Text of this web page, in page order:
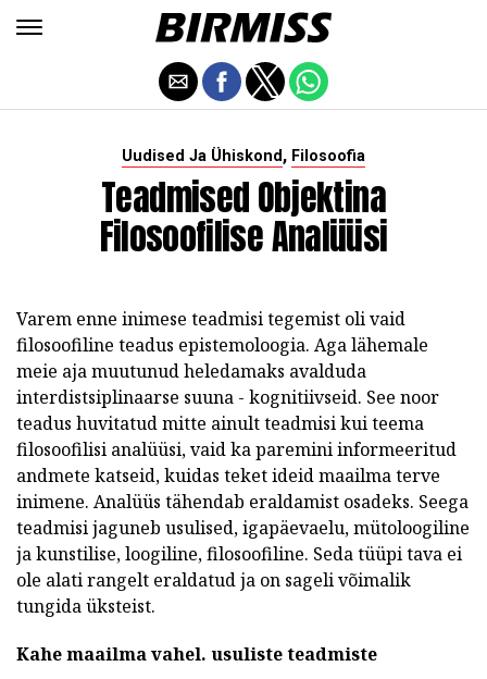
Uudised Ja Ühiskond, Filosoofia
Teadmised Objektina
Filosoofilise Analüüsi
Varem enne inimese teadmisi tegemist oli vaid
filosoofiline teadus epistemoloogia. Aga lähemale
meie aja muutunud heledamaks avalduda
interdistsiplinaarse suuna - kognitiivseid. See noor
teadus huvitatud mitte ainult teadmisi kui teema
filosoofilisi analüüsi, vaid ka paremini informeeritud
andmete katseid, kuidas teket ideid maailma terve
inimene. Analüüs tähendab eraldamist osadeks. Seega
teadmisi jaguneb usulised, igapäevaelu, mütoloogiline
ja kunstilise, loogiline, filosoofiline. Seda tüüpi tava ei
ole alati rangelt eraldatud ja on sageli võimalik
tungida üksteist.
Kahe maailma vahel. usuliste teadmiste